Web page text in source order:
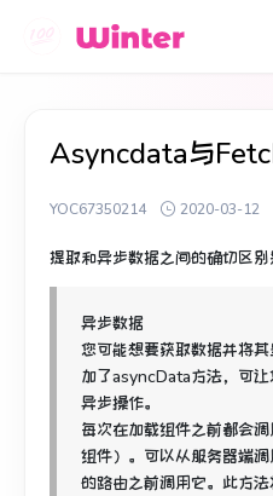
Asyncdata与
YOC67350214 2020-03-12
提取和异步数据之间的确切区别
异步数据
您可能想要获取数据并将其
加了asyncData方法，可
异步操作。
每次在加载组件之前都会
组件）。 可以从服务器端
的路由之前调用它。 此方